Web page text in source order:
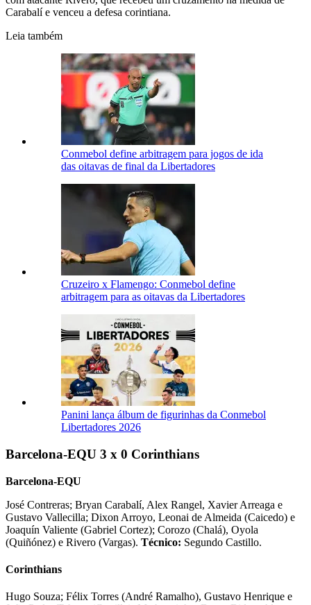
Carabalí e venceu a defesa corintiana.
Leia também
Conmebol define arbitragem para jogos de ida
das oitavas de final da Libertadores
Cruzeiro x Flamengo: Conmebol define
arbitragem para as oitavas da Libertadores
Panini lança álbum de figurinhas da Conmebol
Libertadores 2026
Barcelona-EQU 3 x 0 Corinthians
Barcelona-EQU
José Contreras; Bryan Carabalí, Alex Rangel, Xavier Arreaga e
Gustavo Vallecilla; Dixon Arroyo, Leonai de Almeida (Caicedo) e
Joaquín Valiente (Gabriel Cortez); Corozo (Chalá), Oyola
(Quiñónez) e Rivero (Vargas). Técnico: Segundo Castillo.
Corinthians
Hugo Souza; Félix Torres (André Ramalho), Gustavo Henrique e